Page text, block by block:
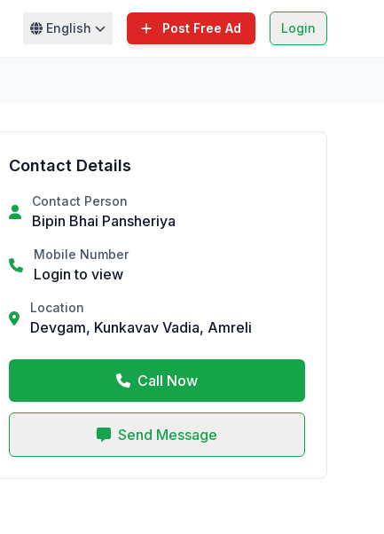
English Post Free Ad Login
Contact Details
Contact Person
Bipin Bhai Pansheriya
Mobile Number
Login to view
Location
Devgam, Kunkavav Vadia, Amreli
Call Now
Send Message